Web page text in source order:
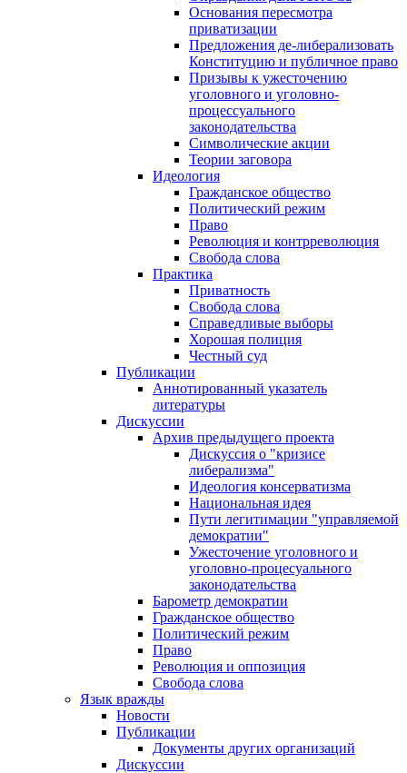
Основания пересмотра
приватизации
Предложения де-либерализовать
Конституцию и публичное право
Призывы к ужесточению
уголовного и уголовно-
процессуального
законодательства
Символические акции
Теории заговора
Идеология
Гражданское общество
Политический режим
Право
Революция и контрреволюция
Свобода слова
Практика
Приватность
Свобода слова
Справедливые выборы
Хорошая полиция
Честный суд
Публикации
Аннотированный указатель
литературы
Дискуссии
Архив предыдущего проекта
Дискуссия о "кризисе
либерализма"
Идеология консерватизма
Национальная идея
Пути легитимации "управляемой
демократии"
Ужесточение уголовного и
уголовно-процесуального
законодательства
Барометр демократии
Гражданское общество
Политический режим
Право
Революция и оппозиция
Свобода слова
Язык вражды
Новости
Публикации
Документы других организаций
Дискуссии